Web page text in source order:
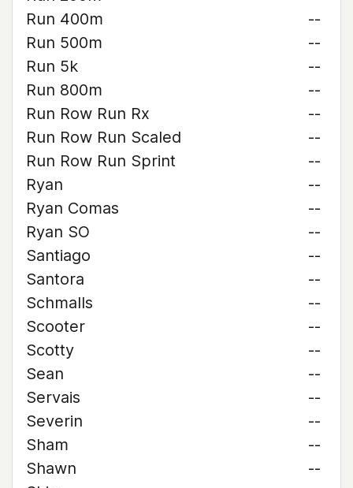
Run 400m
--
Run 500m
--
Run 5k
--
Run 800m
--
Run Row Run Rx
--
Run Row Run Scaled
--
Run Row Run Sprint
--
Ryan
--
Ryan Comas
--
Ryan SO
--
Santiago
--
Santora
--
Schmalls
--
Scooter
--
Scotty
--
Sean
--
Servais
--
Severin
--
Sham
--
Shawn
--